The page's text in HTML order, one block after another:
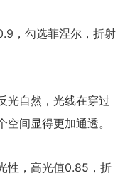
，勾选菲涅尔，折射
光自然，光线在穿过
间显得更加通透。
性，高光值0.85，折